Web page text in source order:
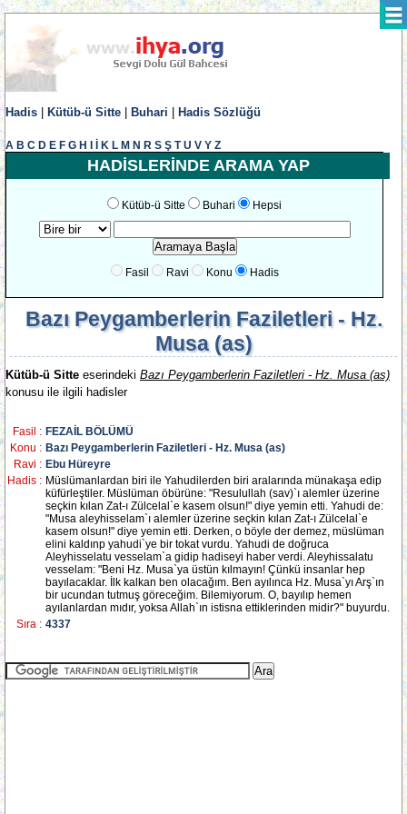
Hadis Kütüb-ü Sitte Buhari Hadis Sözlüğü
A B C D E F G H K L M N R S Ş T U V Y Z
HADİSLERİNDE ARAMA YAP
Kütüb-ü Sitte Buhari Hepsi
Fasil Ravi Konu Hadis
Bazı Peygamberlerin Faziletleri - Hz.
Musa (as)
Kütüb-ü Sitte eserindeki Bazı Peygamberlerin Faziletleri - Hz. Musa (as)
konusu ile ilgili hadisler
Fasil : FEZAİL BÖLÜMÜ
Konu : Bazı Peygamberlerin Faziletleri - Hz. Musa (as)
Ravi : Ebu Hüreyre
Hadis : Müslümanlardan biri ile Yahudilerden biri aralarında münakaşa edip
küfürleştiler. Müslüman öbürüne: "Resulullah (sav)`ı alemler üzerine
seçkin kılan Zat-ı Zülcelal`e kasem olsun!" diye yemin etti. Yahudi de:
"Musa aleyhisselam`ı alemler üzerine seçkin kılan Zat-ı Zülcelal`e
kasem olsun!" diye yemin etti. Derken, o böyle der demez, müslüman
elini kaldınp yahudi`ye bir tokat vurdu. Yahudi de doğruca
Aleyhisselatu vesselam`a gidip hadiseyi haber verdi. Aleyhissalatu
vesselam: "Beni Hz. Musa`ya üstün kılmayın! Çünkü insanlar hep
bayılacaklar. İlk kalkan ben olacağım. Ben ayılınca Hz. Musa`yı Arş`ın
bir ucundan tutmuş göreceğim. Bilemiyorum. O, bayılıp hemen
ayılanlardan mıdır, yoksa Allah`ın istisna ettiklerinden midir?" buyurdu.
Sıra : 4337